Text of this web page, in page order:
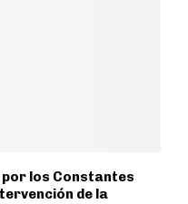
por los Constantes
de la